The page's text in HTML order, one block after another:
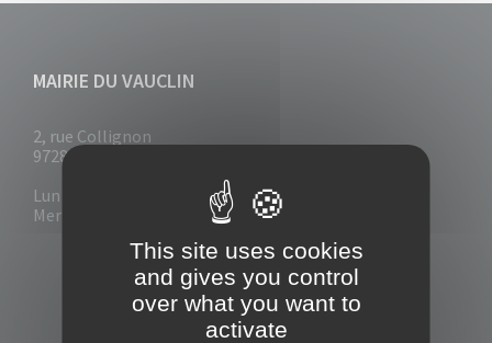
MAIRIE DU VAUCLIN
2, rue Collignon
97280 Le Vauclin
Lun - Mar : 7h30- 13h & 14h-17h
Mer-Jeu-Vend : 7h30 - 13h30
This site uses cookies
and gives you control
over what you want to
activate